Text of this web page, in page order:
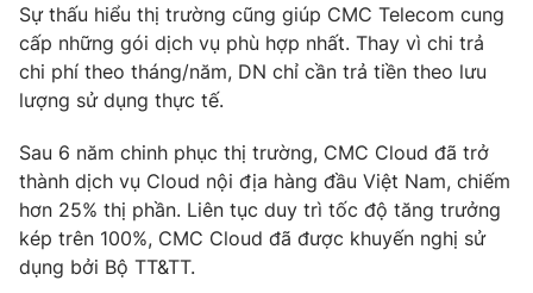
Sự thấu hiểu thị trường cũng giúp CMC Telecom cung
cấp những gói dịch vụ phù hợp nhất. Thay vì chi trả
chi phí theo tháng/năm, DN chỉ cần trả tiền theo lưu
lượng sử dụng thực tế.
Sau 6 năm chinh phục thị trường, CMC Cloud đã trở
thành dịch vụ Cloud nội địa hàng đầu Việt Nam, chiếm
hơn 25% thị phần. Liên tục duy trì tốc độ tăng trưởng
kép trên 100%, CMC Cloud đã được khuyến nghị sử
dụng bởi Bộ TT&TT.